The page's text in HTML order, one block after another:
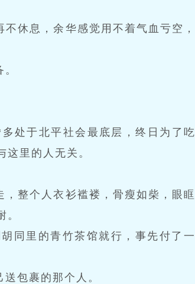
休息，余华感觉用不着气血亏空，
处于北平社会最底层，终日为了吃
里的人无关。
整个人衣衫褴褛，骨瘦如柴，眼眶
同里的青竹茶馆就行，事先付了一
包裹的那个人。